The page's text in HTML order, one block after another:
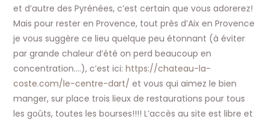
et d’autre des Pyrénées, c’est certain que vous adorerez!
Mais pour rester en Provence, tout près d’Aix en Provence
je vous suggère ce lieu quelque peu étonnant (à éviter
par grande chaleur d’été on perd beaucoup en
concentration….), c’est ici:https://chateau-la-
coste.com/le-centre-dart/ et vous qui aimez le bien
manger, sur place trois lieux de restaurations pour tous
les goûts, toutes les bourses!!!! L’accès au site est libre et